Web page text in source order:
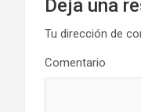
Deja una
Tu dirección de
Comentario